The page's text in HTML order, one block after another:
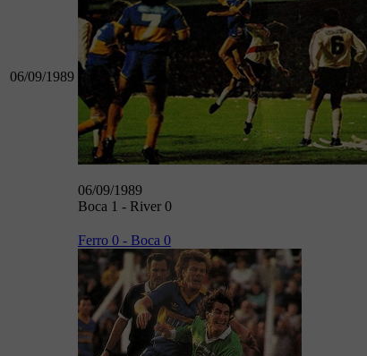
06/09/1989
06/09/1989
Boca 1 - River 0
Ferro 0 - Boca 0